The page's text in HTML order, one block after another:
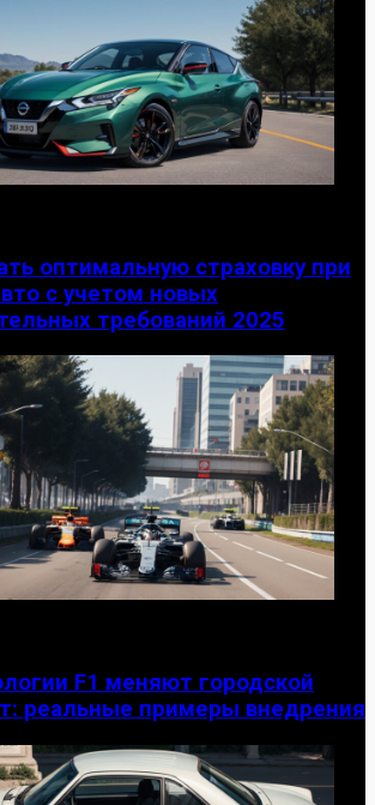
оптимальную страховку при
с учетом новых
требований 2025
F1 меняют городской
реальные примеры внедрения